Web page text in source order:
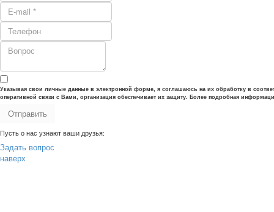
Указывая свои личные данные в электронной форме, я соглашаюсь на их обработку в
оперативной связи с Вами, организация обеспечивает их защиту. Более подробная
Отправить
Пусть о нас узнают ваши друзья:
Задать вопрос
наверх